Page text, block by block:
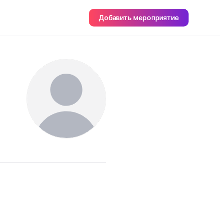
Добавить мероприятие